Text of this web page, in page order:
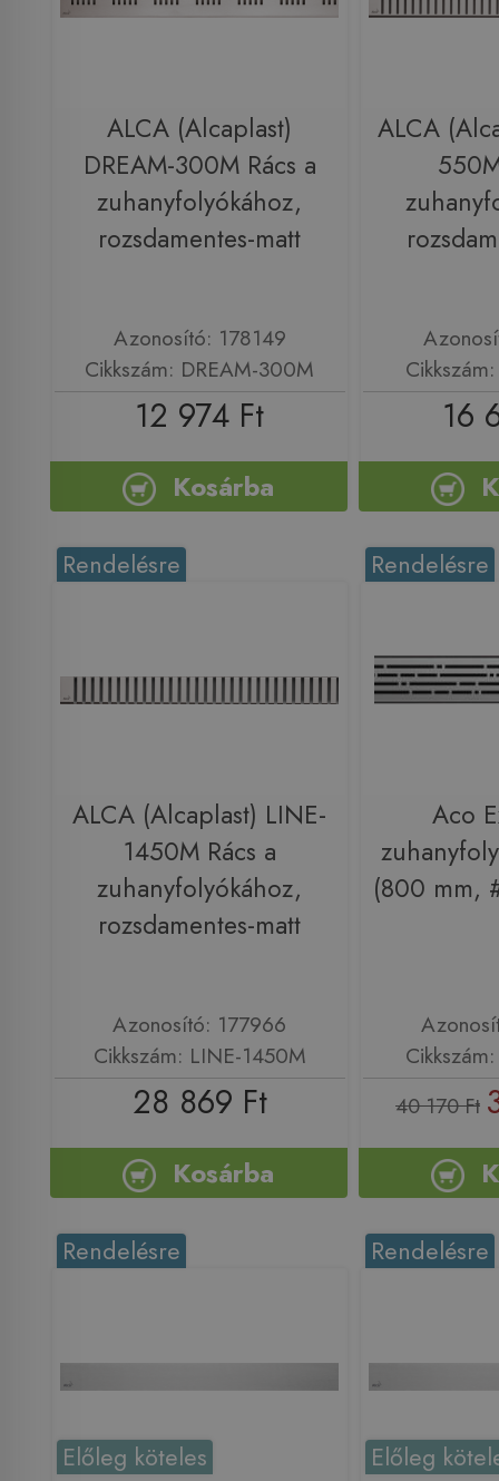
ALCA (Alcaplast)
DREAM-300M Rács a
zuhanyfolyókához,
rozsdamentes-matt
Azonosító: 178149
Cikkszám: DREAM-300M
12 974 Ft
Kosárba
ALCA
16
Rendelésre
ALCA (Alcaplast) LINE-
1450M Rács a
zuhanyfolyókához,
rozsdamentes-matt
Azonosító: 177966
Cikkszám: LINE-1450M
28 869 Ft
Kosárba
Rendelésre
Aco
(800 mm,
40 170 Ft
Rendelésre
Előleg köteles
Rendelésre
Előleg